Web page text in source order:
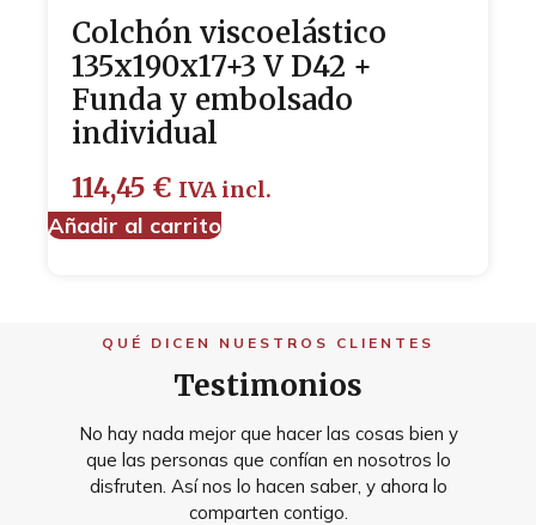
Colchón viscoelástico
135x190x17+3 V D42 +
Funda y embolsado
individual
114,45 € IVA incl.
Añadir al carrito
QUÉ DICEN NUESTROS CLIENTES
Testimonios
No hay nada mejor que hacer las cosas bien y
que las personas que confían en nosotros lo
disfruten. Así nos lo hacen saber, y ahora lo
comparten contigo.